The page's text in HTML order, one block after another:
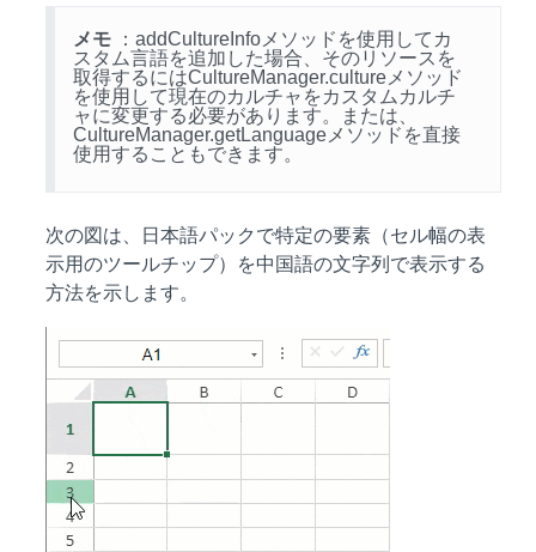
メモ ：addCultureInfoメソッドを使用してカ
スタム言語を追加した場合、そのリソースを
取得するにはCultureManager.cultureメソッド
を使用して現在のカルチャをカスタムカルチ
ャに変更する必要があります。または、
CultureManager.getLanguageメソッドを直接
使用することもできます。
次の図は、日本語パックで特定の要素（セル幅の表
示用のツールチップ）を中国語の文字列で表示する
方法を示します。